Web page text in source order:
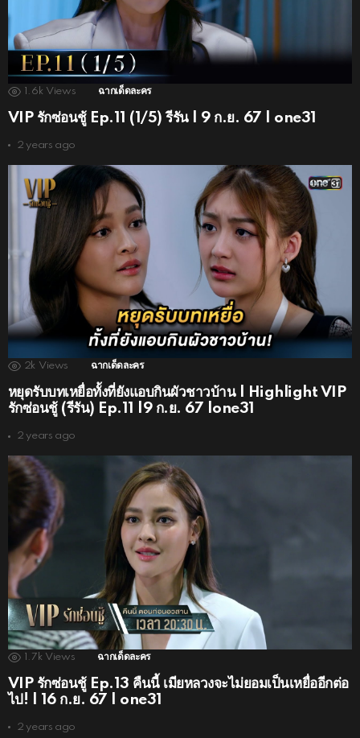
1.6k Views ฉากเด็ดละคร
VIP รักซ่อนชู้ Ep.11 (1/5) รีรัน | 9 ก.ย. 67 | one31
2 years ago
2k Views ฉากเด็ดละคร
หยุดรับบทเหยื่อทั้งที่ยังแอบกินผัวชาวบ้าน | Highlight VIP
รักซ่อนชู้ (รีรัน) Ep.11 |9 ก.ย. 67 |one31
2 years ago
1.7k Views ฉากเด็ดละคร
VIP รักซ่อนชู้ Ep.13 คืนนี้ เมียหลวงจะไม่ยอมเป็นเหยื่ออีกต่อ
ไป! | 16 ก.ย. 67 | one31
2 years ago